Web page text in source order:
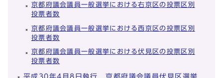
京都府議会議員一般選挙における右京区の投票区別
投票者数
京都府議会議員一般選挙における西京区の投票区別
投票者数
京都府議会議員一般選挙における伏見区の投票区別
投票者数
平成30年4月8日執行 京都府議会議員伏見区選挙